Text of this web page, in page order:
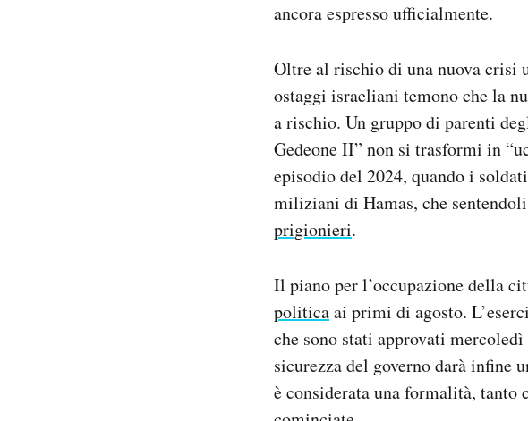
ancora espresso ufficialmente.
Oltre al rischio di una nuova
ostaggi israeliani temono che la
a rischio. Un gruppo di parenti
Gedeone II” non si trasformi in
episodio del 2024, quando i
miliziani di Hamas, che
prigionieri.
Il piano per l’occupazione della
politicaai primi di agosto.
che sono stati approvati
sicurezza del governo darà infine
è considerata una formalità,